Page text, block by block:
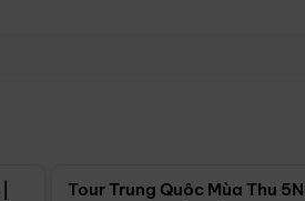
Tour Trung Quôc Mùa Thu